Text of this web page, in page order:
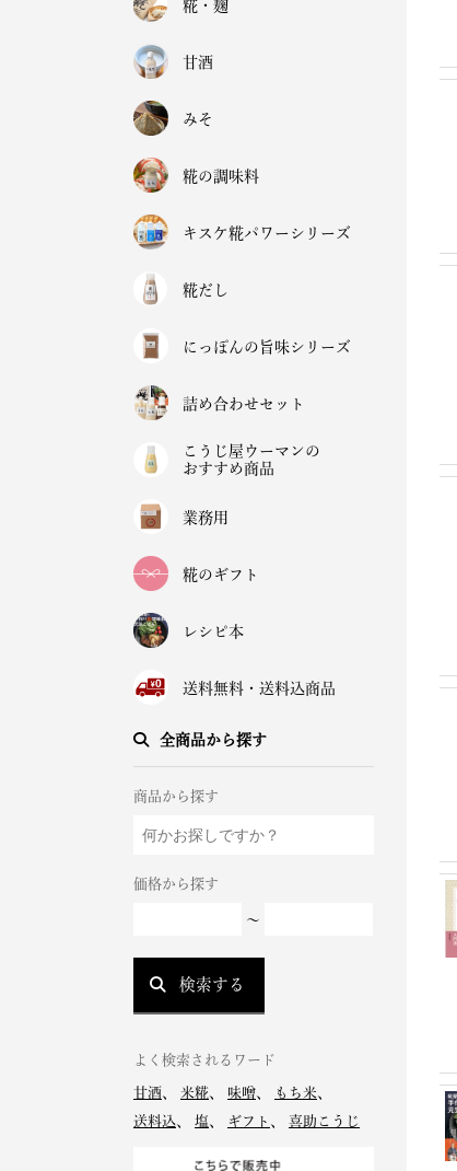
糀・麹
甘酒
みそ
糀の調味料
キスケ糀パワーシリーズ
糀だし
にっぽんの旨味シリーズ
詰め合わせセット
こうじ屋ウーマンの
おすすめ商品
業務用
糀のギフト
レシピ本
送料無料・送料込商品
全商品から探す
商品から探す
価格から探す
～
検索する
よく検索されるワード
甘酒 米糀 味噌 もち米
送料込
塩 ギフト 喜助こうじ